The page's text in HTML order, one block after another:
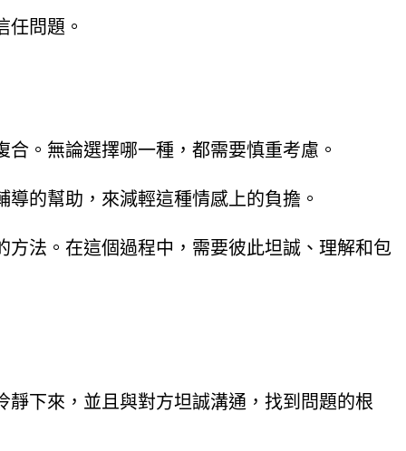
問題。
。無論選擇哪一種，都需要慎重考慮。
的幫助，來減輕這種情感上的負擔。
法。在這個過程中，需要彼此坦誠、理解和包
下來，並且與對方坦誠溝通，找到問題的根